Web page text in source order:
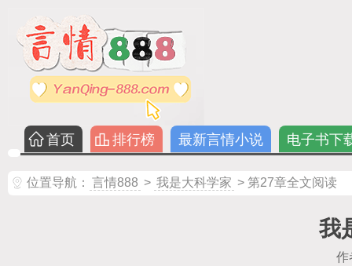
首页 排行榜 最新言情小说 电子书下
位置导航： 言情888 > 我是大科学家 > 第27章全文阅读
我
作